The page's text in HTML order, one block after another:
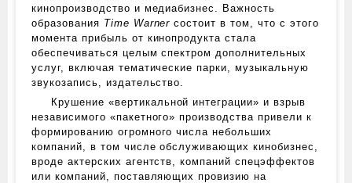
кинопроизводство и медиабизнес. Важность
образования Time Warner состоит в том, что с этого
момента прибыль от кинопродукта стала
обеспечиваться целым спектром дополнительных
услуг, включая тематические парки, музыкальную
звукозапись, издательство.
Крушение «вертикальной интеграции» и взрыв
независимого «пакетного» производства привели к
формированию огромного числа небольших
компаний, в том числе обслуживающих кинобизнес,
вроде актерских агентств, компаний спецэффектов
или компаний, поставляющих провизию на